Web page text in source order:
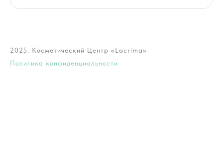
2025. Косметический Центр «Lacrima»
Политика конфиденциальности